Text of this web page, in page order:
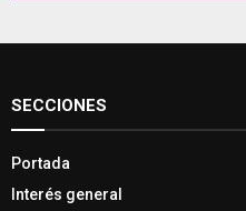
SECCIONES
Portada
Interés general